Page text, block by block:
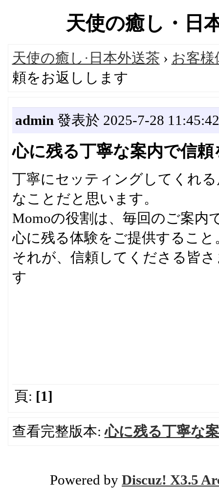
天使の癒し・日
天使の癒し·日本外送茶 › お客
頼をお返しします
admin 發表於 2025-7-28 11:45:42
心に残る丁寧な案内で信
丁寧にセッティングしてくれ
なことだと思います。
Momoの役割は、毎回のご案内
心に残る体験をご提供すること
それが、信頼してくださる皆
す
頁: [1]
查看完整版本:心に残る丁寧な
Powered by Discuz! X3.5